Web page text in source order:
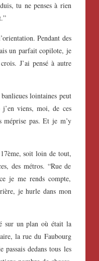
tu ne penses à rien
Pendant des
un parfait copilote, je
J’ai pensé à autre
lointaines peut
viens, moi, de ces
méprise pas. Et je m’y
soit loin de tout,
des métros. “Rue de
je me rends compte,
je hurle dans mon
sur un plan où était la
la rue du Faubourg
dedans tous les